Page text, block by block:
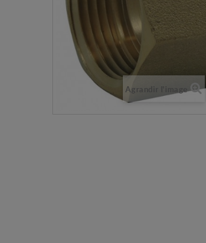
Agrandir l'image